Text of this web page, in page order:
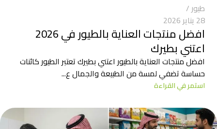
طيور
28 يناير 2026
افضل منتجات العناية بالطيور في 2026
اعتني بطيرك
افضل منتجات العناية بالطيور اعتني بطيرك تعتبر الطيور كائنات
حساسة تضفي لمسة من الطبيعة والجمال ع...
استمر في القراءة